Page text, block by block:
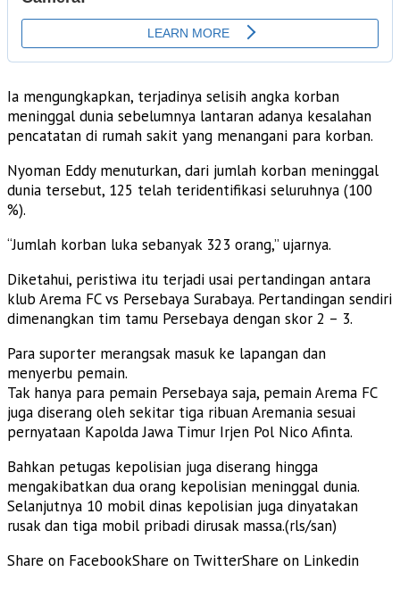
Ia mengungkapkan, terjadinya selisih angka korban
meninggal dunia sebelumnya lantaran adanya kesalahan
pencatatan di rumah sakit yang menangani para korban.
Nyoman Eddy menuturkan, dari jumlah korban meninggal
dunia tersebut, 125 telah teridentifikasi seluruhnya (100
%).
“Jumlah korban luka sebanyak 323 orang,” ujarnya.
Diketahui, peristiwa itu terjadi usai pertandingan antara
klub Arema FC vs Persebaya Surabaya. Pertandingan sendiri
dimenangkan tim tamu Persebaya dengan skor 2 – 3.
Para suporter merangsak masuk ke lapangan dan
menyerbu pemain.
Tak hanya para pemain Persebaya saja, pemain Arema FC
juga diserang oleh sekitar tiga ribuan Aremania sesuai
pernyataan Kapolda Jawa Timur Irjen Pol Nico Afinta.
Bahkan petugas kepolisian juga diserang hingga
mengakibatkan dua orang kepolisian meninggal dunia.
Selanjutnya 10 mobil dinas kepolisian juga dinyatakan
rusak dan tiga mobil pribadi dirusak massa.(rls/san)
Share on FacebookShare on TwitterShare on Linkedin